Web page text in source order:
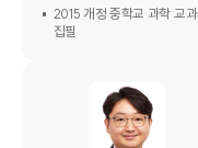
2015 개정 중학교 과학 교과
집필